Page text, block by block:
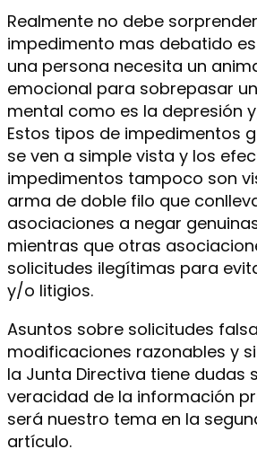
Realmente no debe
impedimento mas debatido
una persona necesita un
emocional para sobrepasar
mental como es la depresión
Estos tipos de impedimentos
se ven a simple vista y los
impedimentos tampoco son
arma de doble filo que
asociaciones a negar
mientras que otras
solicitudes ilegítimas para
y/o litigios.
Asuntos sobre solicitudes
modificaciones razonables y
la Junta Directiva tiene dudas
veracidad de la información
será nuestro tema en la
artículo.